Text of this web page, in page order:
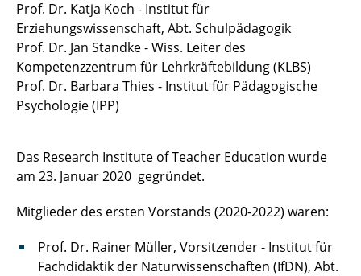
Prof. Dr. Katja Koch - Institut für
Erziehungswissenschaft, Abt. Schulpädagogik
Prof. Dr. Jan Standke - Wiss. Leiter des
Kompetenzzentrum für Lehrkräftebildung (KLBS)
Prof. Dr. Barbara Thies - Institut für Pädagogische
Psychologie (IPP)
Das Research Institute of Teacher Education wurde
am 23. Januar 2020 gegründet.
Mitglieder des ersten Vorstands (2020-2022) waren:
Prof. Dr. Rainer Müller, Vorsitzender - Institut für
Fachdidaktik der Naturwissenschaften (IfDN), Abt.